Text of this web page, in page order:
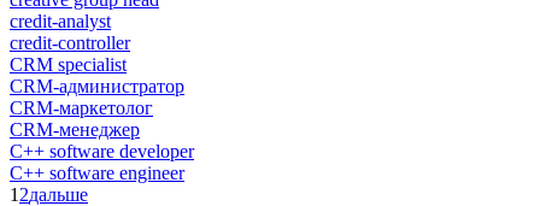
credit-analyst
credit-controller
CRM specialist
CRM-администратор
CRM-маркетолог
CRM-менеджер
C++ software developer
C++ software engineer
1 2дальше